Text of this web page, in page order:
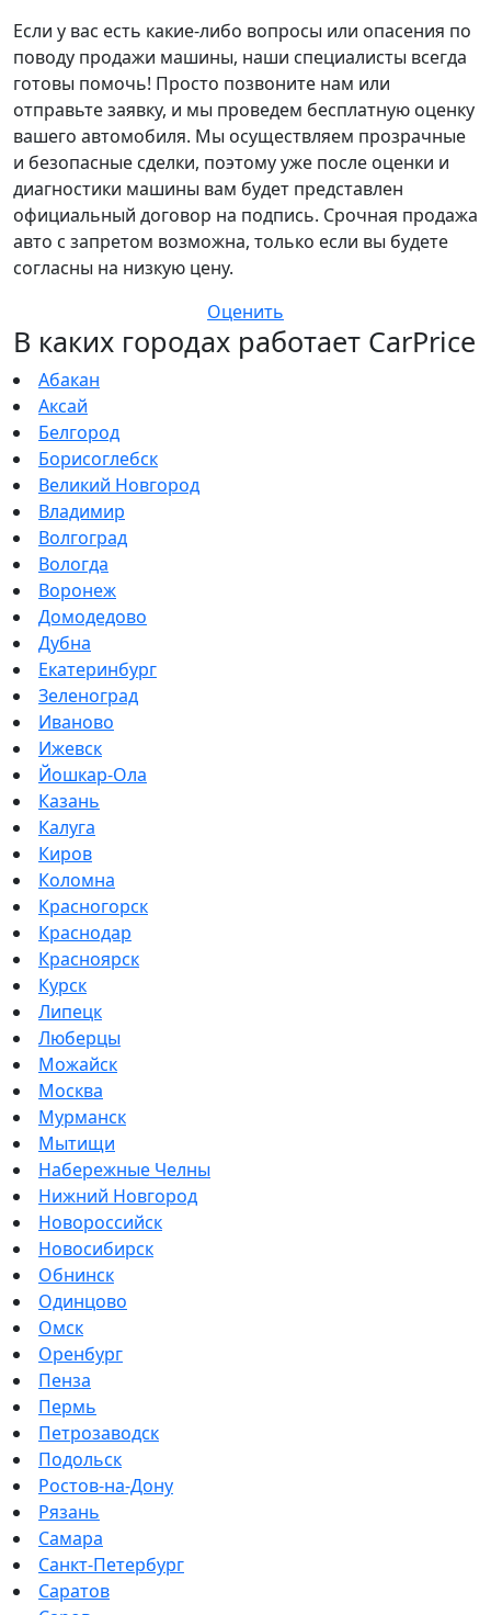
Если у вас есть какие-либо вопросы или опасения по
поводу продажи машины, наши специалисты всегда
готовы помочь! Просто позвоните нам или
отправьте заявку, и мы проведем бесплатную оценку
вашего автомобиля. Мы осуществляем прозрачные
и безопасные сделки, поэтому уже после оценки и
диагностики машины вам будет представлен
официальный договор на подпись. Срочная продажа
авто с запретом возможна, только если вы будете
согласны на низкую цену.
Оценить
В каких городах работает CarPrice
Абакан
Аксай
Белгород
Борисоглебск
Великий Новгород
Владимир
Волгоград
Вологда
Воронеж
Домодедово
Дубна
Екатеринбург
Зеленоград
Иваново
Ижевск
Йошкар-Ола
Казань
Калуга
Киров
Коломна
Красногорск
Краснодар
Красноярск
Курск
Липецк
Люберцы
Можайск
Москва
Мурманск
Мытищи
Набережные Челны
Нижний Новгород
Новороссийск
Новосибирск
Обнинск
Одинцово
Омск
Оренбург
Пенза
Пермь
Петрозаводск
Подольск
Ростов-на-Дону
Рязань
Самара
Санкт-Петербург
Саратов